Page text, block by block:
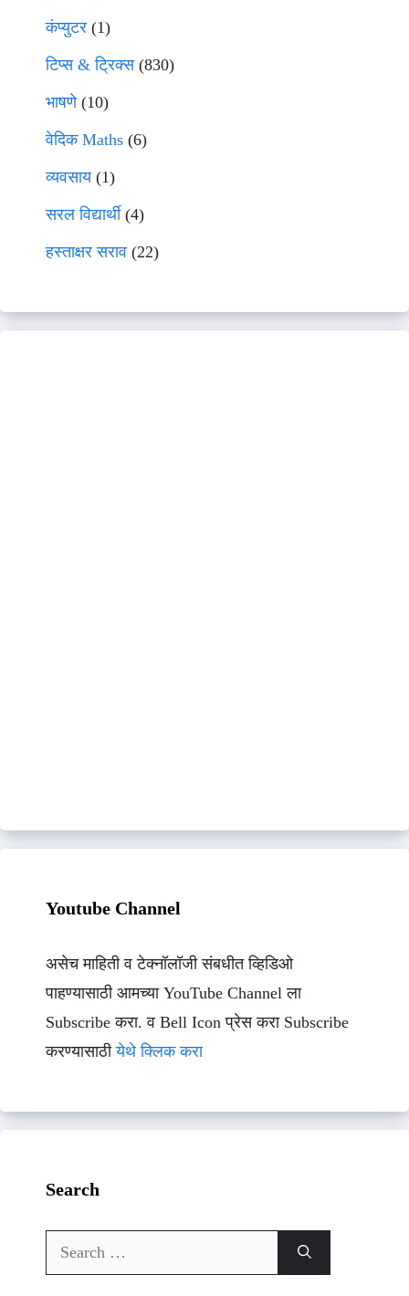
कंप्युटर (1)
टिप्स & ट्रिक्स(830)
भाषणे(10)
वेदिक Maths (6)
व्यवसाय(1)
सरल विद्यार्थी(4)
हस्ताक्षर सराव (22)
Youtube Channel
असेच माहिती व टेक्नॉलॉजी संबधीत व्हिडिओ
पाहण्यासाठी आमच्या YouTube Channel ला
Subscribe करा. व Bell Icon प्रेस करा Subscribe
करण्यासाठीयेथे क्लिक करा
Search
Search
for: